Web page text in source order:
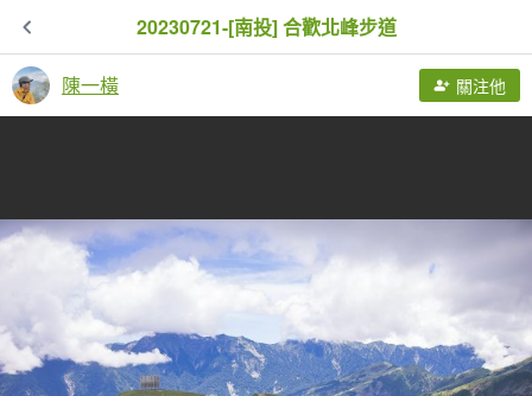
20230721-[南投] 合歡北峰步道
陳一橫 關注他